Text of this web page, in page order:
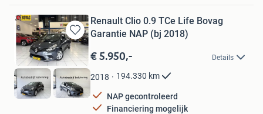
Bewaren
in
Mijn
Favorieten
Renault Clio 0.9 TCe Life Bovag
Garantie NAP (bj 2018)
€ 5.950,- Details
2018 194.330 km
NAP gecontroleerd
Financiering mogelijk